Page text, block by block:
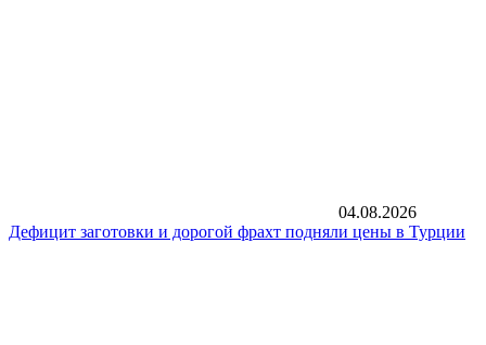
04.08.2026
Дефицит заготовки и дорогой фрахт подняли цены в Турции